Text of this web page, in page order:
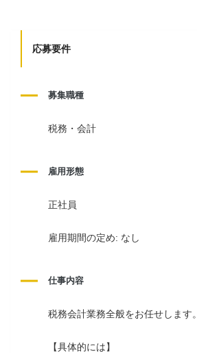
応募要件
募集職種
税務・会計
雇用形態
正社員
雇用期間の定め: なし
仕事内容
税務会計業務全般をお任せします。
【具体的には】